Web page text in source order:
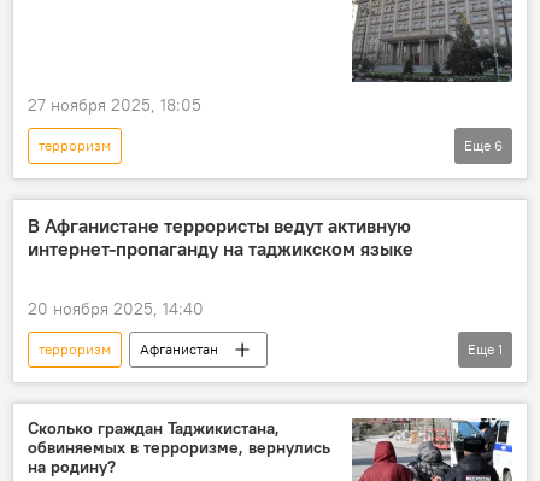
27 ноября 2025, 18:05
терроризм
Афганистан и Таджикистан: новости на границе
Таджикистан
МИД Таджикистана
Еще 6
В Афганистане террористы ведут активную
интернет-пропаганду на таджикском языке
20 ноября 2025, 14:40
терроризм
Афганистан
Центральная Азия
Афганистан и Таджикистан: новости на границе
Еще 1
Сколько граждан Таджикистана,
обвиняемых в терроризме, вернулись
на родину?